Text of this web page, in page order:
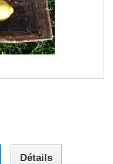
Détails